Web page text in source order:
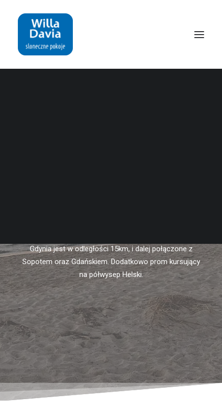
Gdynia jest w odległości 15km, i dalej połączone z
Sopotem oraz Gdańskiem. Dodatkowo prom kursujący
na półwysep Helski.